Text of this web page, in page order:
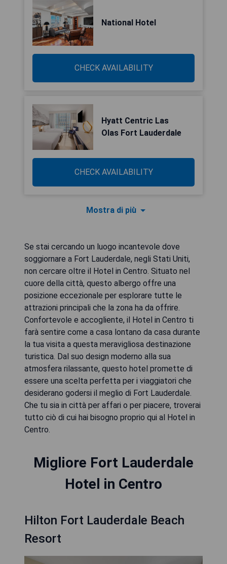
National Hotel
CHECK AVAILABILITY
Hyatt Centric Las
Olas Fort Lauderdale
CHECK AVAILABILITY
Mostra di più
Se stai cercando un luogo incantevole dove
soggiornare a Fort Lauderdale, negli Stati Uniti,
non cercare oltre il Hotel in Centro. Situato nel
cuore della città, questo albergo offre una
posizione eccezionale per esplorare tutte le
attrazioni principali che la zona ha da offrire.
Confortevole e accogliente, il Hotel in Centro ti
farà sentire come a casa lontano da casa durante
la tua visita a questa meravigliosa destinazione
turistica. Dal suo design moderno alla sua
atmosfera rilassante, questo hotel promette di
essere una scelta perfetta per i viaggiatori che
desiderano godersi il meglio di Fort Lauderdale.
Che tu sia in città per affari o per piacere, troverai
tutto ciò di cui hai bisogno proprio qui al Hotel in
Centro.
Migliore Fort Lauderdale
Hotel in Centro
Hilton Fort Lauderdale Beach
Resort